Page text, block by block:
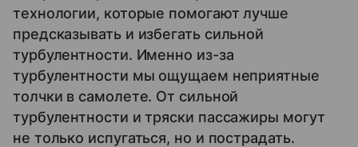
технологии, которые помогают лучше
предсказывать и избегать сильной
турбулентности. Именно из-за
турбулентности мы ощущаем неприятные
толчки в самолете. От сильной
турбулентности и тряски пассажиры могут
не только испугаться, но и пострадать.